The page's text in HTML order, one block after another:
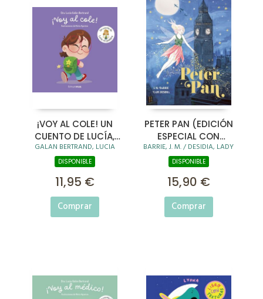
¡VOY AL COLE! UN
CUENTO DE LUCÍA,
MI PEDIATRA
GALAN BERTRAND, LUCIA
DISPONIBLE
11,95 €
Comprar
PETER PAN (EDICIÓN
ESPECIAL CON
CANTOS TINTADOS)
BARRIE, J. M. / DESIDIA, LADY
DISPONIBLE
15,90 €
Comprar